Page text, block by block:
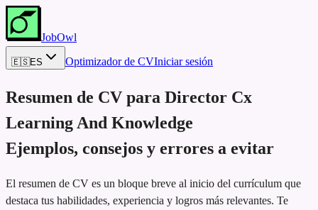
JobOwl
🇪🇸ES Optimizador de CVIniciar sesión
Resumen de CV para Director Cx
Learning And Knowledge
Ejemplos, consejos y errores a evitar
El resumen de CV es un bloque breve al inicio del currículum que
destaca tus habilidades, experiencia y logros más relevantes. Te